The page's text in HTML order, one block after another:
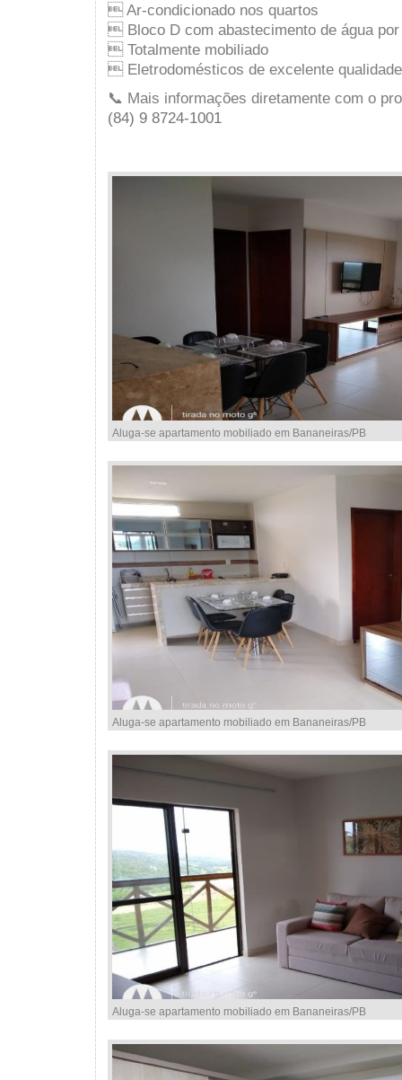
 Ar-condicionado nos quartos
 Bloco D com abastecimento de água
 Totalmente mobiliado
 Eletrodomésticos de excelente qualidade
📞 Mais informações diretamente com o
(84) 9 8724-1001
Aluga-se apartamento mobiliado em Bananeiras/PB
Aluga-se apartamento mobiliado em Bananeiras/PB
Aluga-se apartamento mobiliado em Bananeiras/PB